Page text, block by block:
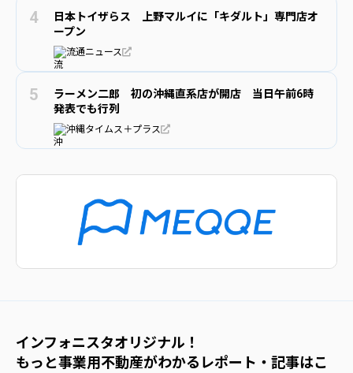
日本トイザらス 上野マルイに「キダルト」専門店オ
ープン
流通ニュース
ラーメン二郎 初の沖縄直系店が開店 当日午前6時
発表でも行列
沖縄タイムス＋プラス
インフォニスタオリジナル！
もっと事業用不動産がわかるレポート・記事はこ